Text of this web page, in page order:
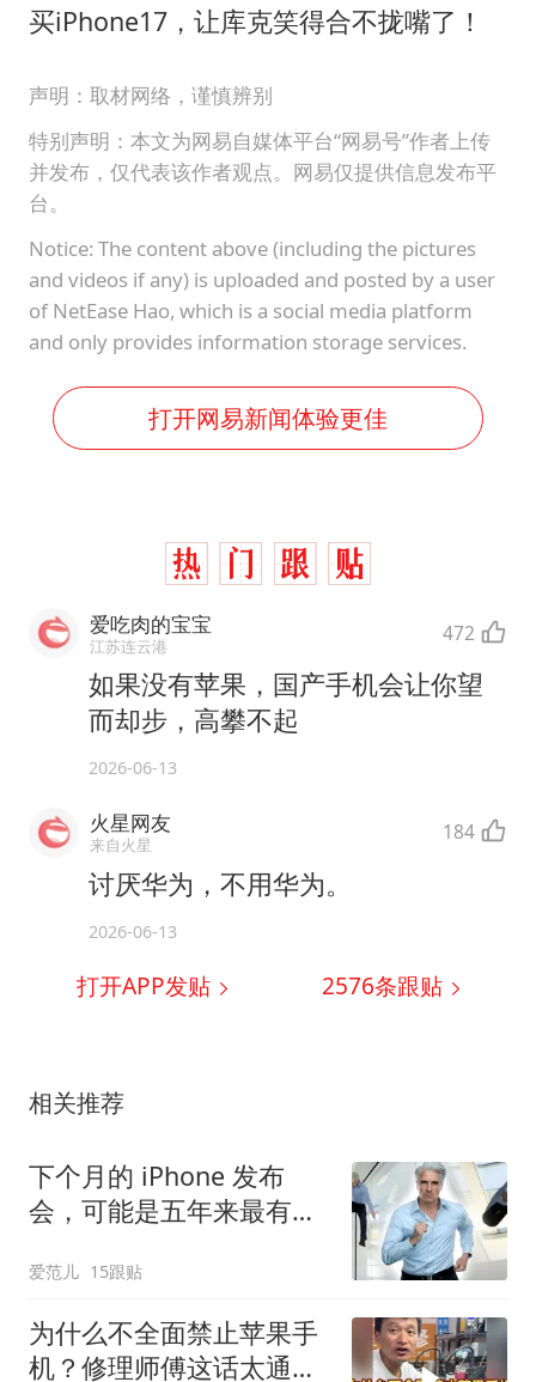
买iPhone17，让库克笑得合不拢嘴了！
声明：取材网络，谨慎辨别
特别声明：本文为网易自媒体平台“网易号”作者上传
并发布，仅代表该作者观点。网易仅提供信息发布平
台。
Notice: The content above (including the pictures
and videos if any) is uploaded and posted by a user
of NetEase Hao, which is a social media platform
and only provides information storage services.
打开网易新闻体验更佳
爱吃肉的宝宝
江苏连云港 472
如果没有苹果，国产手机会让你望
而却步，高攀不起
2026-06-13
火星网友
来自火星 184
讨厌华为，不用华为。
2026-06-13
打开APP发贴 2576条跟贴
相关推荐
下个月的 iPhone 发布
会，可能是五年来最有
爱范儿 15跟贴
为什么不全面禁止苹果手
机？修理师傅这话太通透